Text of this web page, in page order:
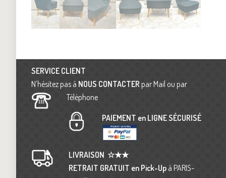
SERVICE CLIENT
N’hésitez pas à NOUS CONTACTER par Mail ou par
Téléphone
PAIEMENT en LIGNE SÉCURISÉ
LIVRAISON ☆★★
RETRAIT GRATUIT en Pick-Up à PARIS-